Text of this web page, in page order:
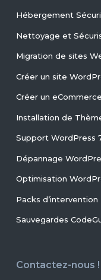
Hébergement
Nettoyage et
Migration de sites
Créer un site
Créer un eCommerce
Installation de
Support WordPress
Dépannage
Optimisation
Packs d’intervention
Sauvegardes
Contactez-nous !